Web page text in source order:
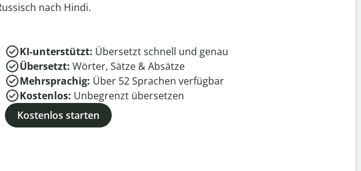
nach Hindi.
KI-unterstützt: Übersetzt schnell und genau
Übersetzt: Wörter, Sätze & Absätze
Mehrsprachig: Über 52Sprachen verfügbar
Kostenlos: Unbegrenzt übersetzen
Kostenlos starten